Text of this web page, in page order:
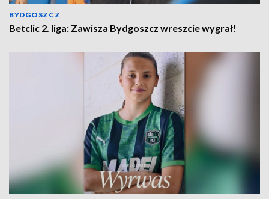
BYDGOSZCZ
Betclic 2. liga: Zawisza Bydgoszcz wreszcie wygrał!